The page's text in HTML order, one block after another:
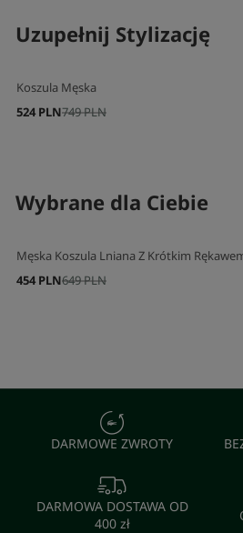
Uzupełnij Stylizację
Koszula Męska
749 PLN
524 PLN
Wybrane dla Ciebie
Męska Koszula Lniana Z Krótkim
649 PLN
454 PLN
DARMOWE ZWROTY
DARMOWA DOSTAWA OD
400 zł